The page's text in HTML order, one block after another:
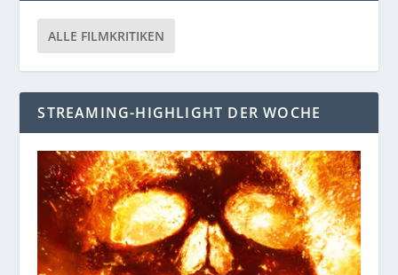
ALLE FILMKRITIKEN
STREAMING-HIGHLIGHT DER WOCHE